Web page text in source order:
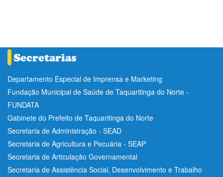
Departamento Especial de Imprensa e Marketing
Fundação Municipal de Saúde de Taquaritinga do Norte -
FUNDATA
Gabinete do Prefeito de Taquaritinga do Norte
Secretaria de Administração - SEAD
Secretaria de Agricultura e Pecuária - SEAP
Secretaria de Articulação Governamental
Secretaria de Assistência Social, Desenvolvimento e Trabalho